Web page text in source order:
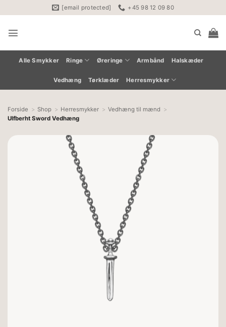
til
indhold
[email protected] +45 98 12 09 80
Alle Smykker Ringe Øreringe Armbånd Halskæder
Vedhæng Tørklæder Herresmykker
Forside Shop Herresmykker
Vedhæng til mænd
Ulfberht Sword Vedhæng